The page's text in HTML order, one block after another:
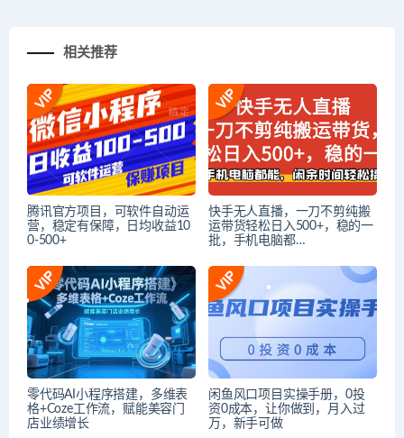
相关推荐
腾讯官方项目，可软件自动运
营，稳定有保障，日均收益10
0-500+
快手无人直播，一刀不剪纯搬
运带货轻松日入500+，稳的一
批，手机电脑都…
零代码AI小程序搭建，多维表
格+Coze工作流，赋能美容门
店业绩增长
闲鱼风口项目实操手册，0投
资0成本，让你做到，月入过
万，新手可做